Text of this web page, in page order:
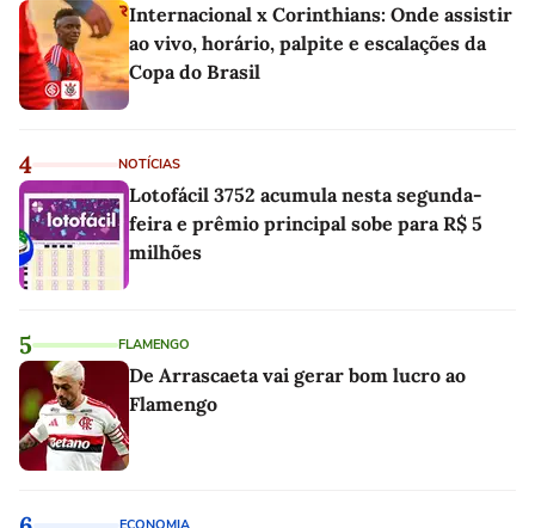
Internacional x Corinthians: Onde assistir
ao vivo, horário, palpite e escalações da
Copa do Brasil
4 NOTÍCIAS
Lotofácil 3752 acumula nesta segunda-
feira e prêmio principal sobe para R$ 5
milhões
5 FLAMENGO
De Arrascaeta vai gerar bom lucro ao
Flamengo